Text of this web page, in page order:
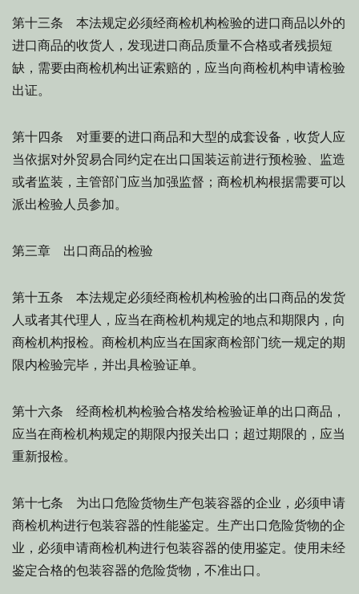
第十三条 本法规定必须经商检机构检验的进口商品以外的
进口商品的收货人，发现进口商品质量不合格或者残损短
缺，需要由商检机构出证索赔的，应当向商检机构申请检验
出证。
第十四条 对重要的进口商品和大型的成套设备，收货人应
当依据对外贸易合同约定在出口国装运前进行预检验、监造
或者监装，主管部门应当加强监督；商检机构根据需要可以
派出检验人员参加。
第三章 出口商品的检验
第十五条 本法规定必须经商检机构检验的出口商品的发货
人或者其代理人，应当在商检机构规定的地点和期限内，向
商检机构报检。商检机构应当在国家商检部门统一规定的期
限内检验完毕，并出具检验证单。
第十六条 经商检机构检验合格发给检验证单的出口商品，
应当在商检机构规定的期限内报关出口；超过期限的，应当
重新报检。
第十七条 为出口危险货物生产包装容器的企业，必须申请
商检机构进行包装容器的性能鉴定。生产出口危险货物的企
业，必须申请商检机构进行包装容器的使用鉴定。使用未经
鉴定合格的包装容器的危险货物，不准出口。